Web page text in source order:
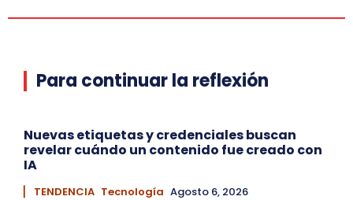
Para continuar la reflexión
Nuevas etiquetas y credenciales buscan
revelar cuándo un contenido fue creado con
IA
▏ TENDENCIA Tecnología Agosto 6, 2026